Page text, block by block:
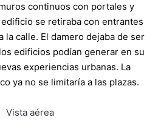
continuos con portales y
se retiraba con entrantes
la calle. El damero dejaba de ser
edificios podían generar en su
experiencias urbanas. La
ya no se limitaría a las plazas.